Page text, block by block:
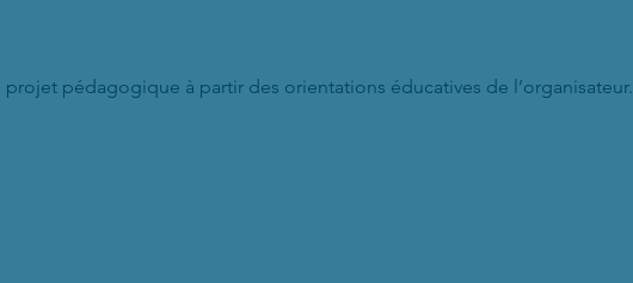
pédagogique à partir des orientations éducatives de l’organisateur.